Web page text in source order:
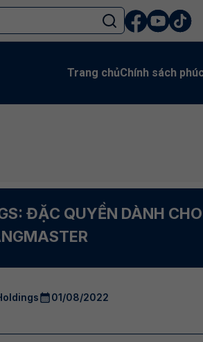
Trang chủChính sách
ĐẶC QUYỀN DÀNH
01/08/2022